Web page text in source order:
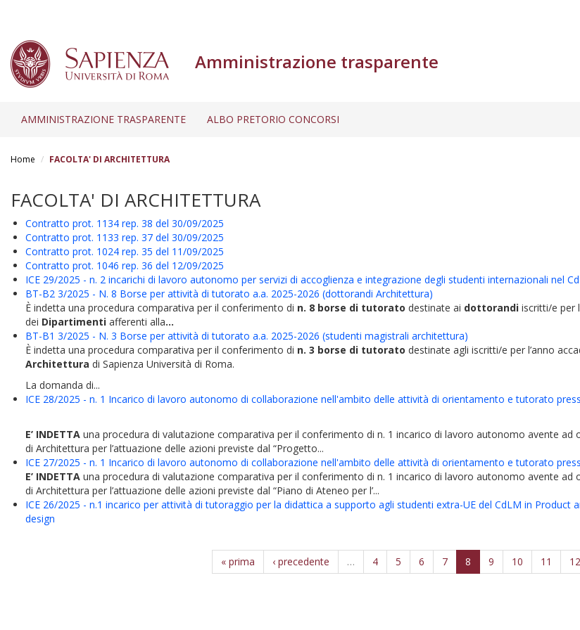
Amministrazione trasparente
AMMINISTRAZIONE TRASPARENTE ALBO PRETORIO CONCORSI
Home FACOLTA' DI ARCHITETTURA
FACOLTA' DI ARCHITETTURA
Contratto prot. 1134 rep. 38 del 30/09/2025
Contratto prot. 1133 rep. 37 del 30/09/2025
Contratto prot. 1024 rep. 35 del 11/09/2025
Contratto prot. 1046 rep. 36 del 12/09/2025
ICE 29/2025 - n. 2 incarichi di lavoro autonomo per servizi di accoglienza e integrazione degli studenti internazionali nel
BT-B2 3/2025 - N. 8 Borse per attività di tutorato a.a. 2025-2026 (dottorandi Architettura)
È indetta una procedura comparativa per il conferimento di n. 8 borse di tutorato destinate ai dottorandi iscritti/e per
dei Dipartimenti afferenti alla...
BT-B1 3/2025 - N. 3 Borse per attività di tutorato a.a. 2025-2026 (studenti magistrali architettura)
È indetta una procedura comparativa per il conferimento di n. 3 borse di tutorato destinate agli iscritti/e per l’anno
Architettura di Sapienza Università di Roma.
La domanda di...
ICE 28/2025 - n. 1 Incarico di lavoro autonomo di collaborazione nell'ambito delle attività di orientamento e tutorato
E’ INDETTA una procedura di valutazione comparativa per il conferimento di n. 1 incarico di lavoro autonomo avente
di Architettura per l’attuazione delle azioni previste dal “Progetto...
ICE 27/2025 - n. 1 Incarico di lavoro autonomo di collaborazione nell'ambito delle attività di orientamento e tutorato
E’ INDETTA una procedura di valutazione comparativa per il conferimento di n. 1 incarico di lavoro autonomo avente
di Architettura per l’attuazione delle azioni previste dal “Piano di Ateneo per l’...
ICE 26/2025 - n.1 incarico per attività di tutoraggio per la didattica a supporto agli studenti extra-UE del CdLM in Product
design
« prima ‹ precedente … 4 5 6 7 8 9 10 11 12